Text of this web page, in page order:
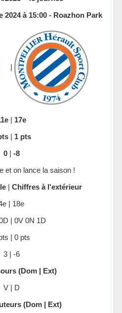
2024 à 15:00 - Roazhon Park
|
| 17e
| 1 pts
0| -8
et on lance la saison !
| Chiffres à l'extérieur
| 18e
| 0V 0N 1D
| 0 pts
3 | -6
(Dom | Ext)
V | D
(Dom | Ext)